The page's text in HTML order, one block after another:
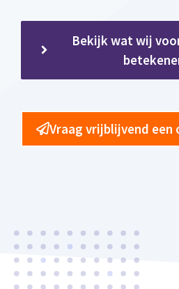
Bekijk wat wij
Vraag vrijblijvend een